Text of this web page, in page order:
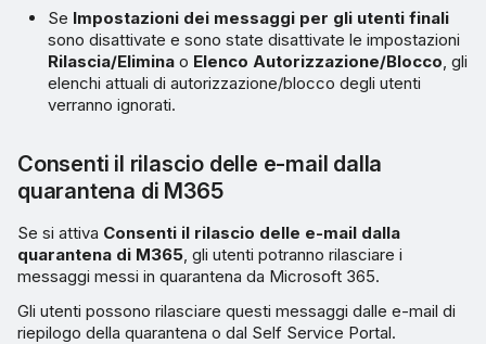
Se Impostazioni dei messaggi per gli utenti finali
sono disattivate e sono state disattivate le impostazioni
Rilascia/Elimina o Elenco Autorizzazione/Blocco , gli
elenchi attuali di autorizzazione/blocco degli utenti
verranno ignorati.
Consenti il rilascio delle e-mail dalla
quarantena di M365
Se si attiva Consenti il rilascio delle e-mail dalla
quarantena di M365 , gli utenti potranno rilasciare i
messaggi messi in quarantena da Microsoft 365.
Gli utenti possono rilasciare questi messaggi dalle e-mail di
riepilogo della quarantena o dal Self Service Portal.